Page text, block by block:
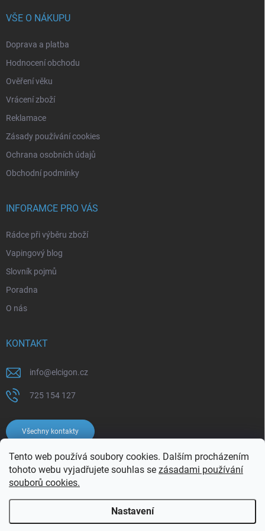
Tento web používá soubory cookies. Dalším procházením
tohoto webu vyjadřujete souhlas se zásadami používání
souborů cookies.
Nastavení
VŠE O NÁKUPU
Doprava a platba
Hodnocení obchodu
Ověření věku
Vrácení zboží
Reklamace
Zásady používání cookies
Ochrana osobních údajů
Obchodní podmínky
INFORAMCE PRO VÁS
Rádce při výběru zboží
Vapingový blog
Slovník pojmů
Poradna
O nás
KONTAKT
info@elcigon.cz
725 154 127
Všechny kontakty
Copyright 2026Elcigon.cz. Všechna práva vyhrazena.Upravit nastavení